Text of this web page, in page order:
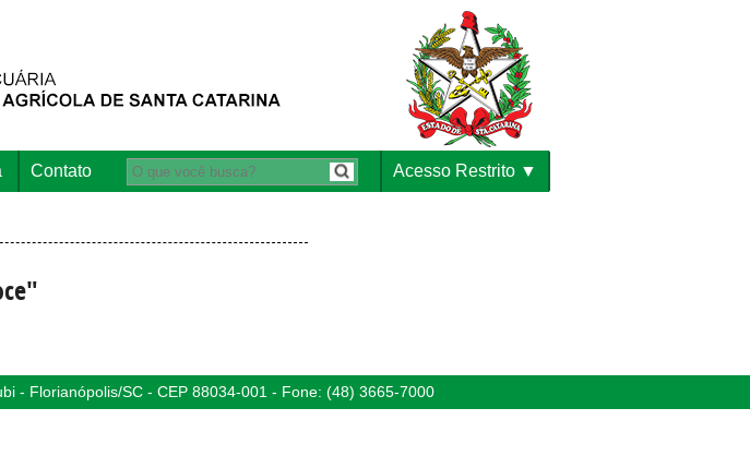
Contato Acesso Restrito
- Florianópolis/SC - CEP 88034-001 - Fone: (48) 3665-7000